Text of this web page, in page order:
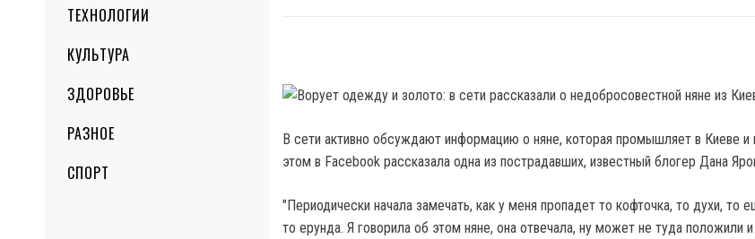
ТЕХНОЛОГИИ
КУЛЬТУРА
ЗДОРОВЬЕ
РАЗНОЕ
СПОРТ
В сети активно обсуждают информацию о няне, которая промышляет в Киеве и
этом в Facebook рассказала одна из пострадавших, известный блогер Дана
"Периодически начала замечать, как у меня пропадет то кофточка, то духи, то
то ерунда. Я говорила об этом няне, она отвечала, ну может не туда положили